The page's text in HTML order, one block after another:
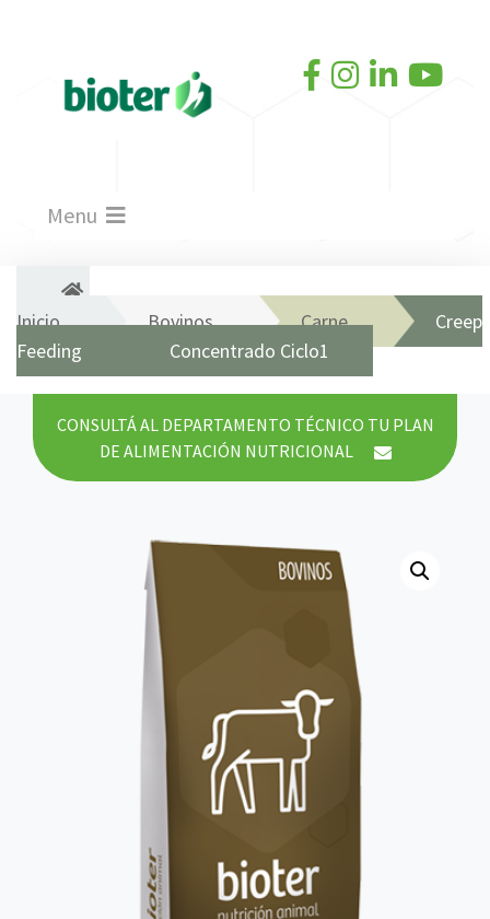
Menu
Inicio Bovinos Carne
Creep
Feeding
Concentrado Ciclo1
CONSULTÁ AL DEPARTAMENTO TÉCNICO TU PLAN
DE ALIMENTACIÓN NUTRICIONAL